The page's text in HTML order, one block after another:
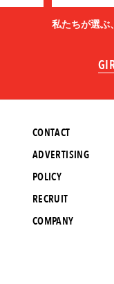
私たちが選ぶ
CONTACT
ADVERTISING
POLICY
RECRUIT
COMPANY